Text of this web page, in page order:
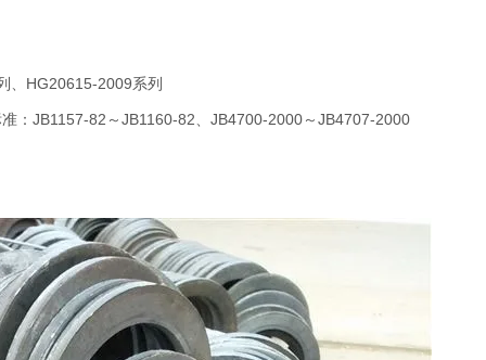
HG20615-2009系列
：JB1157-82～JB1160-82、JB4700-2000～JB4707-2000